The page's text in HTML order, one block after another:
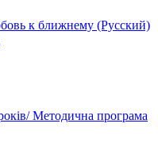
к ближнему (Русский)
Методична програма